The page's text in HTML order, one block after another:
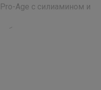
Age с силиамином и